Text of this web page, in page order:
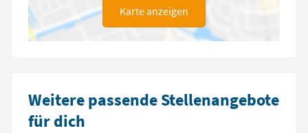
Karte anzeigen
Weitere passende Stellenangebote
für dich